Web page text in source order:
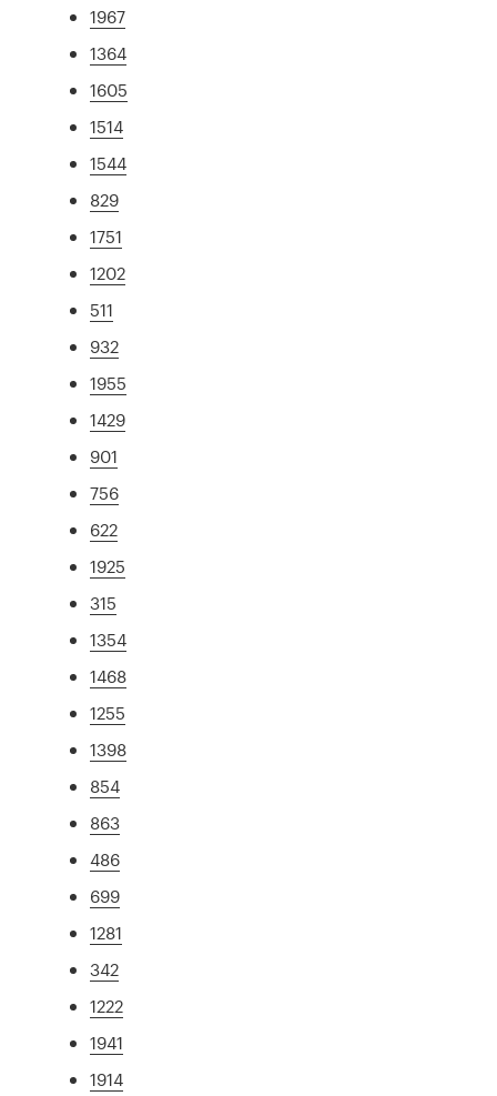
1967
1364
1605
1514
1544
829
1751
1202
511
932
1955
1429
901
756
622
1925
315
1354
1468
1255
1398
854
863
486
699
1281
342
1222
1941
1914